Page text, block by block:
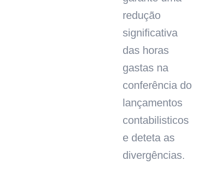
redução
significativa
das horas
gastas na
conferência do
lançamentos
contabilisticos
e deteta as
divergências.